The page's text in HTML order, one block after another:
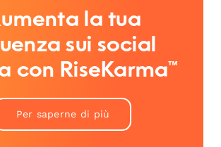
la tua
sui social
con RiseKarma™
Per saperne di più